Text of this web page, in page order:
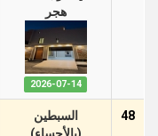
هجر
2026-07-14
48
السبطين